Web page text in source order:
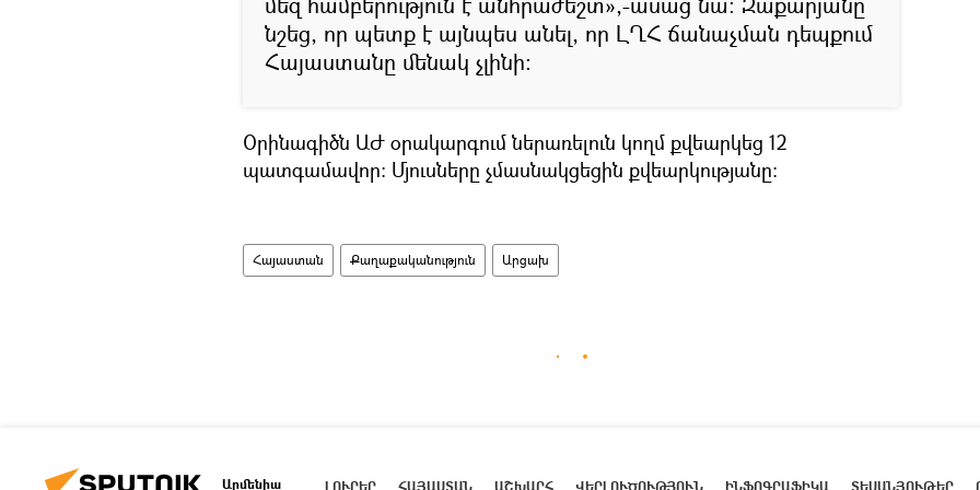
նշեց, որ պետք է այնպես անել, որ ԼՂՀ ճանաչման դեպքում
Հայաստանը մենակ չլինի:
Օրինագիծն ԱԺ օրակարգում ներառելուն կողմ քվեարկեց 12
պատգամավոր։ Մյուսները չմասնակցեցին քվեարկությանը։
Հայաստան Քաղաքականություն Արցախ
Արմենիա ԼՈՒՐԵՐ ՀԱՅԱՍՏԱՆ ԱՇԽԱՐՀ ՎԵՐԼՈՒԾՈՒԹՅՈՒՆ ԻՆՖՈԳՐԱՖԻԿԱ ՏԵՍԱՆՅՈՒԹԵՐ